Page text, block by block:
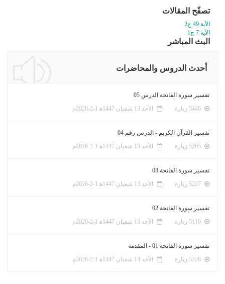
تصفّح المقالات
الآية 49 ج2
الآية 7 ج1
البث المباشر
أحدث الدروس والمحاضرات
تفسير سورة الفاتحة الدرس 05
الأحد 13 شعبان 1447ﻫ 1-2-2026م
تفسير القرآن الكريم - الدرس رقم 04
الأحد 13 شعبان 1447ﻫ 1-2-2026م
تفسير سورة الفاتحة 03
الأحد 13 شعبان 1447ﻫ 1-2-2026م
تفسير سورة الفاتحة 02
الأحد 13 شعبان 1447ﻫ 1-2-2026م
تفسير سورة الفاتحة 01 - المقدمة
الأحد 13 شعبان 1447ﻫ 1-2-2026م